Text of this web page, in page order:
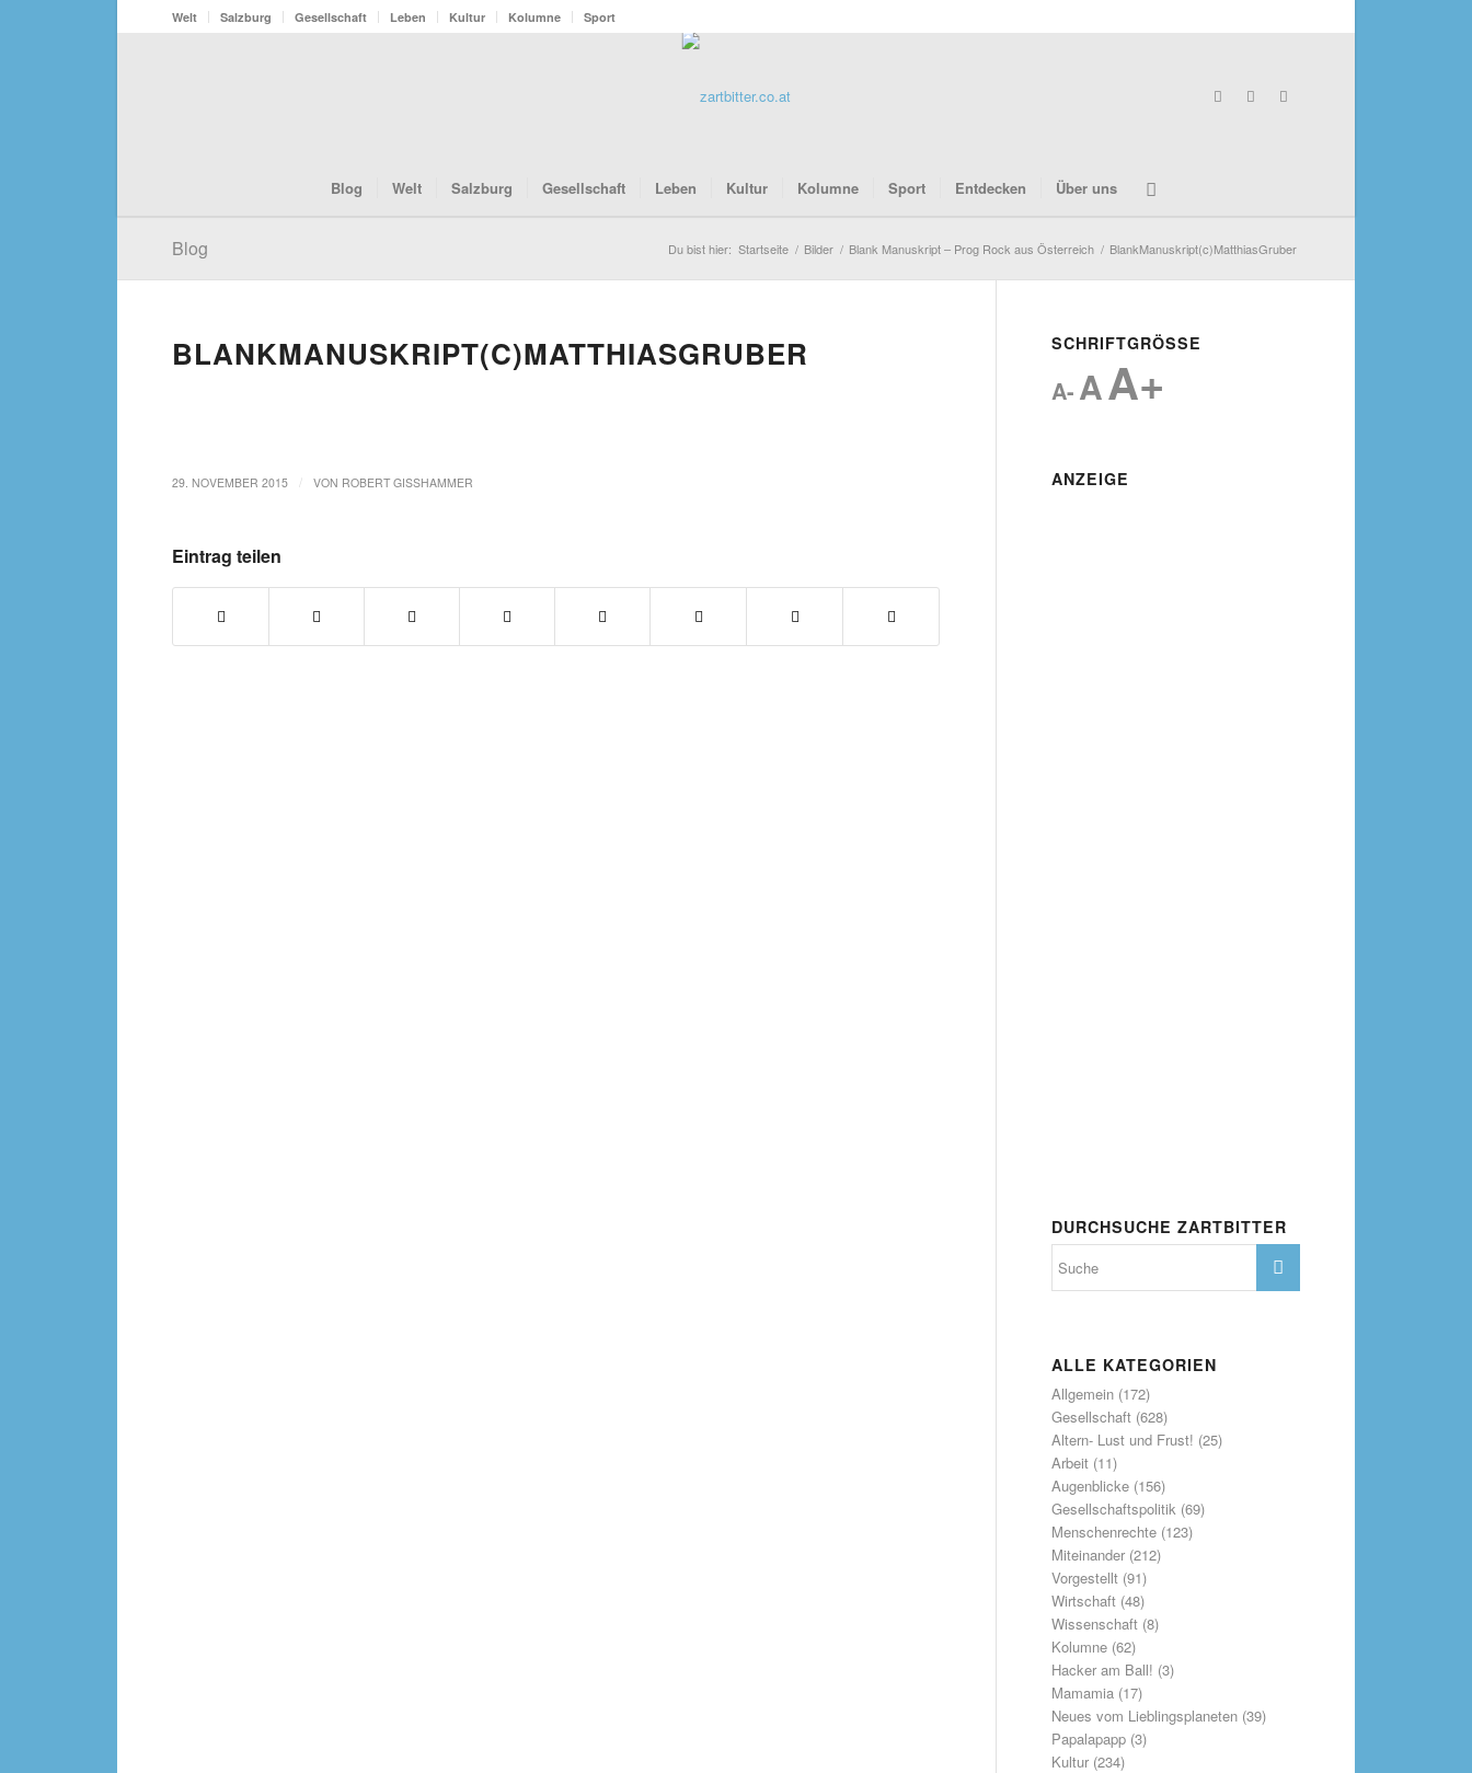
Welt Salzburg Gesellschaft Leben Kultur Kolumne Sport
Blog Welt Salzburg Gesellschaft Leben Kultur Kolumne Sport Entdecken Über uns
Blog Du bist hier: Startseite / Bilder / Blank Manuskript – Prog Rock aus Österreich / BlankManuskript(c)MatthiasGruber
BLANKMANUSKRIPT(C)MATTHIASGRUBER
29. NOVEMBER 2015 VON ROBERT GISSHAMMER
Eintrag teilen
SCHRIFTGRÖSSE
A- AA+
ANZEIGE
DURCHSUCHE ZARTBITTER
ALLE KATEGORIEN
Allgemein(172)
Gesellschaft(628)
Altern- Lust und Frust! (25)
Arbeit(11)
Augenblicke(156)
Gesellschaftspolitik(69)
Menschenrechte(123)
Miteinander(212)
Vorgestellt(91)
Wirtschaft(48)
Wissenschaft(8)
Kolumne(62)
Hacker am Ball! (3)
Mamamia(17)
Neues vom Lieblingsplaneten(39)
Papalapapp(3)
Kultur(234)